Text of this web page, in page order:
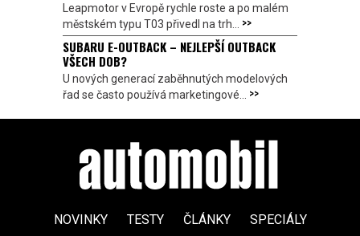
Leapmotor v Evropě rychle roste a po malém
městském typu T03 přivedl na trh... >>
SUBARU E-OUTBACK – NEJLEPŠÍ OUTBACK
VŠECH DOB?
U nových generací zaběhnutých modelových
řad se často používá marketingové... >>
NOVINKY TESTY ČLÁNKY SPECIÁLY